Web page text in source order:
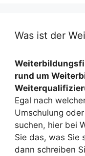
Was ist der
rund um
Egal nach
Umschulung
suchen, hier bei
Sie das, was Sie
dann schreiben